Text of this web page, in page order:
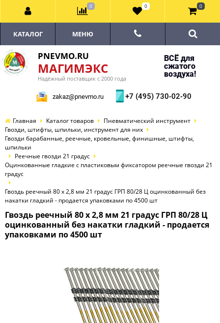
PNEVMO.RU
МАГИМЭКС
Надёжный поставщик с 2000 года
ВСЁ для
сжатого
воздуха!
zakaz@pnevmo.ru +7 (495) 730-02-90
КАТАЛОГ МЕНЮ
Главная Каталог товаров
Пневматический инструмент
Гвозди, штифты, шпильки, инструмент для них
Гвозди барабанные, реечные, кровельные, финишные, штифты,
шпильки
Реечные гвозди 21 градус
Оцинкованные гладкие с пластиковым фиксатором реечные гвозди 21
градус
Гвоздь реечный 80 х 2,8 мм 21 градус ГРП 80/28 Ц оцинкованный без
накатки гладкий - продается упаковками по 4500 шт
Гвоздь реечный 80 х 2,8 мм 21 градус ГРП 80/28 Ц
оцинкованный без накатки гладкий - продается
упаковками по 4500 шт
0 0 0